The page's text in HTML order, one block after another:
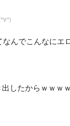
んでこんなにエ
したからｗｗｗｗ